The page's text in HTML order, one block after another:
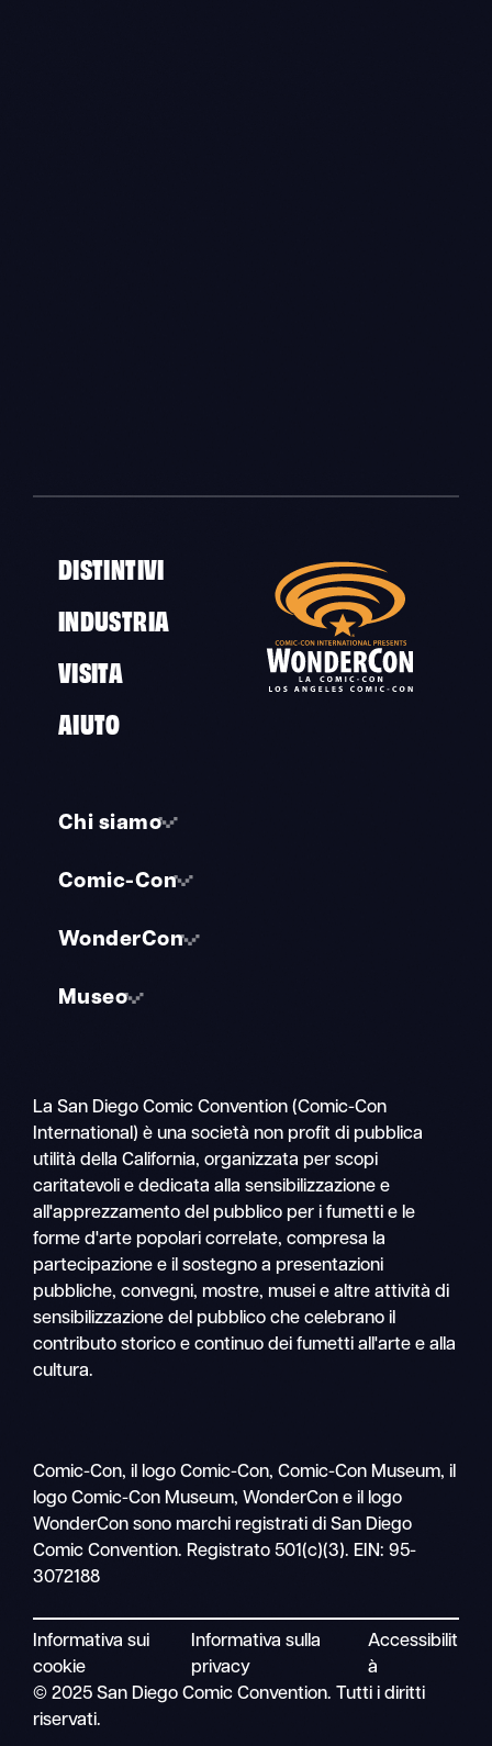
DISTINTIVI
INDUSTRIA
VISITA
AIUTO
Chi siamo
Comic-Con
WonderCon
Museo
La San Diego Comic Convention (Comic-Con
International) è una società non profit di pubblica
utilità della California, organizzata per scopi
caritatevoli e dedicata alla sensibilizzazione e
all'apprezzamento del pubblico per i fumetti e le
forme d'arte popolari correlate, compresa la
partecipazione e il sostegno a presentazioni
pubbliche, convegni, mostre, musei e altre attività di
sensibilizzazione del pubblico che celebrano il
contributo storico e continuo dei fumetti all'arte e alla
cultura.
Comic-Con, il logo Comic-Con, Comic-Con Museum, il
logo Comic-Con Museum, WonderCon e il logo
WonderCon sono marchi registrati di San Diego
Comic Convention. Registrato 501(c)(3). EIN: 95-
3072188
Informativa sui
cookie
Informativa sulla
privacy
Accessibilit
à
© 2025 San Diego Comic Convention. Tutti i diritti
riservati.